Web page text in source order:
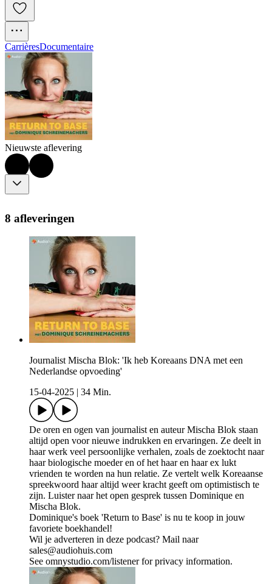
CarrièresDocumentaire
Nieuwste aflevering
8 afleveringen
Journalist Mischa Blok: 'Ik heb Koreaans DNA met een
Nederlandse opvoeding'
15-04-2025
34 Min.
De oren en ogen van journalist en auteur Mischa Blok staan
altijd open voor nieuwe indrukken en ervaringen. Ze deelt in
haar werk veel persoonlijke verhalen, zoals de zoektocht naar
haar biologische moeder en of het haar en haar ex lukt
vrienden te worden na hun relatie. Ze vertelt welk Koreaanse
spreekwoord haar altijd weer kracht geeft om optimistisch te
zijn. Luister naar het open gesprek tussen Dominique en
Mischa Blok.
Dominique's boek 'Return to Base' is nu te koop in jouw
favoriete boekhandel!
Wil je adverteren in deze podcast? Mail naar
sales@audiohuis.com
See omnystudio.com/listener for privacy information.